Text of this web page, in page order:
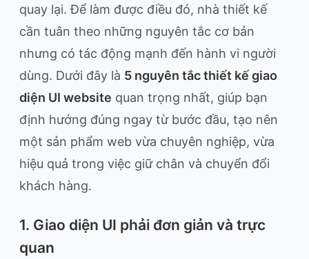
quay lại. Để làm được điều đó, nhà thiết kế
cần tuân theo những nguyên tắc cơ bản
nhưng có tác động mạnh đến hành vi người
dùng. Dưới đây là 5 nguyên tắc thiết kế giao
diện UI website quan trọng nhất, giúp bạn
định hướng đúng ngay từ bước đầu, tạo nên
một sản phẩm web vừa chuyên nghiệp, vừa
hiệu quả trong việc giữ chân và chuyển đổi
khách hàng.
1. Giao diện UI phải đơn giản và trực
quan